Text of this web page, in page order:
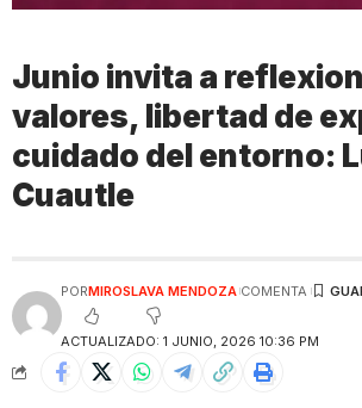
Junio invita a
valores, libertad de
cuidado del entorno:
Cuautle
ACTUALIZADO: 1 JUNIO, 2026 10:36 PM
PORMIROSLAVA MENDOZA COMENTA